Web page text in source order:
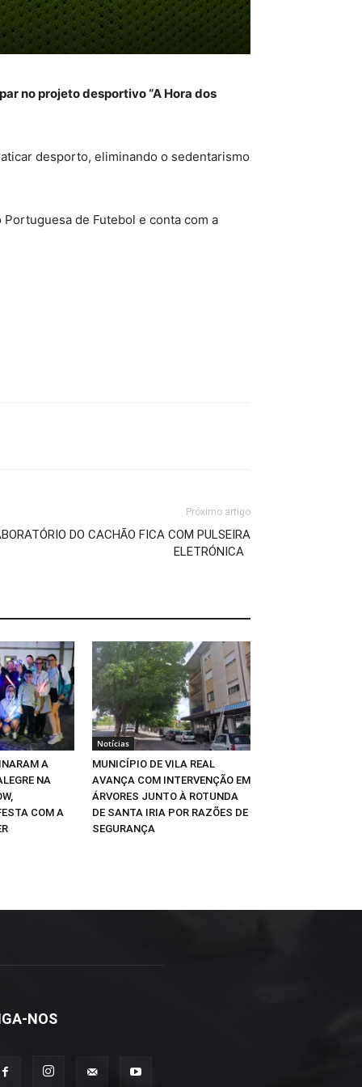
no projeto desportivo “A Hora dos
desporto, eliminando o sedentarismo
de Futebol e conta com a
Próximo artigo
DO CACHÃO FICA COM PULSEIRA
ELETRÓNICA
A
NA
COM A
Notícias
MUNICÍPIO DE VILA REAL
AVANÇA COM INTERVENÇÃO EM
ÁRVORES JUNTO À ROTUNDA
DE SANTA IRIA POR RAZÕES DE
SEGURANÇA
NOS